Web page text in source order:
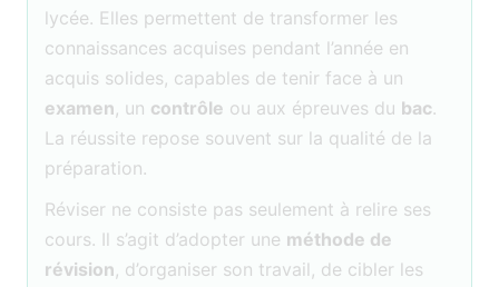
lycée. Elles permettent de transformer les
connaissances acquises pendant l’année en
acquis solides, capables de tenir face à un
examen, un contrôle ou aux épreuves du bac.
La réussite repose souvent sur la qualité de la
préparation.
Réviser ne consiste pas seulement à relire ses
cours. Il s’agit d’adopter une méthode de
révision, d’organiser son travail, de cibler les